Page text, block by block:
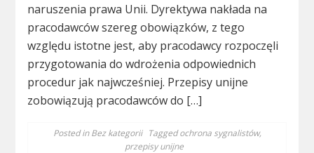
naruszenia prawa Unii. Dyrektywa nakłada na
pracodawców szereg obowiązków, z tego
względu istotne jest, aby pracodawcy rozpoczęli
przygotowania do wdrożenia odpowiednich
procedur jak najwcześniej. Przepisy unijne
zobowiązują pracodawców do […]
Posted inBez kategorii Taggedochrona sygnalistów,
przepisy unijne